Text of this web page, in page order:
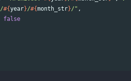
#{year}/#{month_str}/" ,
false